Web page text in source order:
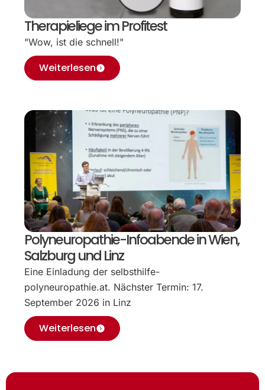
Therapieliege im Profitest
"Wow, ist die schnell!"
Weiterlesen
Polyneuropathie-Infoabende in Wien,
Salzburg und Linz
Eine Einladung der selbsthilfe-
polyneuropathie.at. Nächster Termin: 17.
September 2026 in Linz
Weiterlesen